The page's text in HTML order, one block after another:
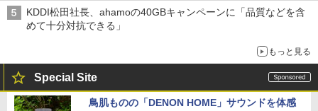
KDDI松田社長、ahamoの40GBキャンペーンに「品質などを含
めて十分対抗できる」
もっと見る
Special Site
鳥肌ものの「DENON HOME」サウンドを体感